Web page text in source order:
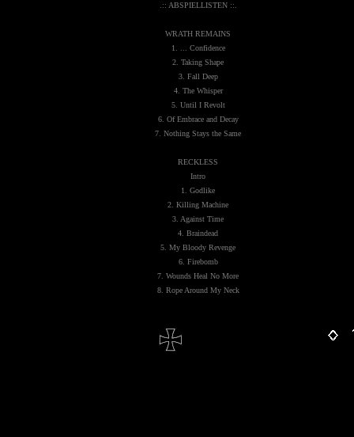
.:: ABSPIELLISTEN ::.
WRATH REMAINS
1. ... Confidence
2. Taking Shape
3. Fall Deep
4. The Whisper
5. Until I Revolt
6. Of Embrace and Decay
7. Nothing Stays the Same
RECKLESS
Intro
1. Godlike
2. Killing Machine
3. Against Time
4. Braindead
5. My Bloody Revenge
6. Firebomb
7. Wounds Heal No More
8. Rope Around My Neck